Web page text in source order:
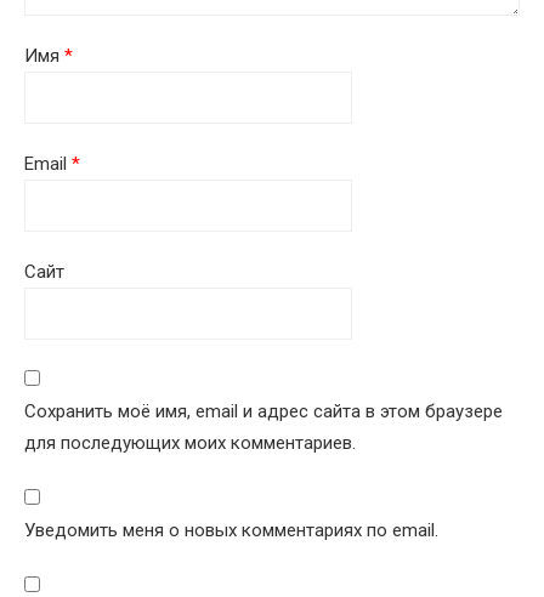
Имя *
Email *
Сайт
Сохранить моё имя, email и адрес сайта в этом браузере
для последующих моих комментариев.
Уведомить меня о новых комментариях по email.